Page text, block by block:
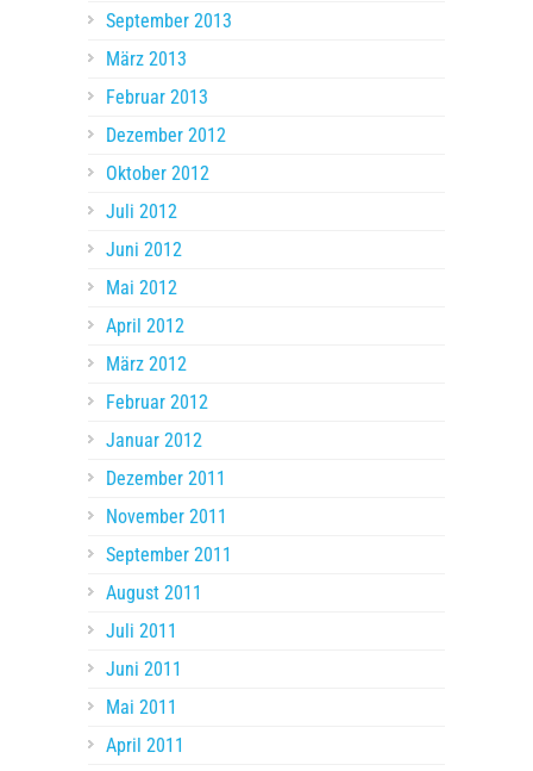
September 2013
März 2013
Februar 2013
Dezember 2012
Oktober 2012
Juli 2012
Juni 2012
Mai 2012
April 2012
März 2012
Februar 2012
Januar 2012
Dezember 2011
November 2011
September 2011
August 2011
Juli 2011
Juni 2011
Mai 2011
April 2011